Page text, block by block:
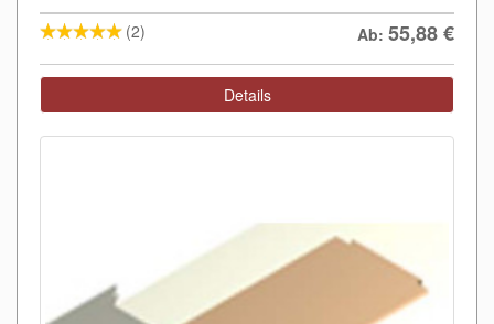
(2) Ab: 55,88€
Details